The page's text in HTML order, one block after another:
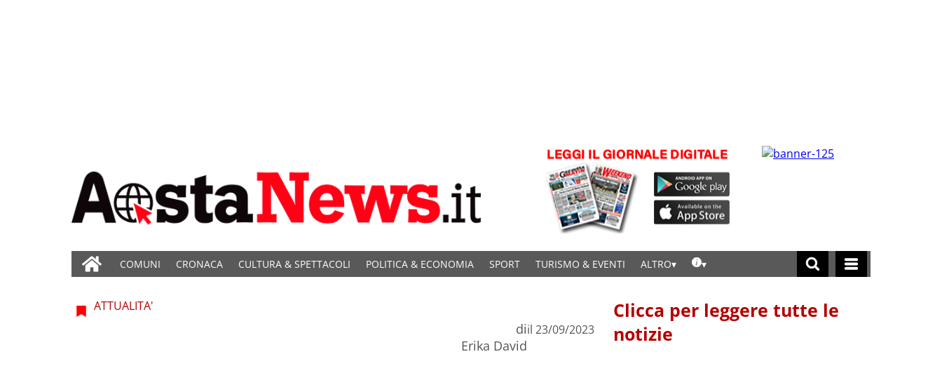
COMUNI CRONACA CULTURA & SPETTACOLI POLITICA & ECONOMIA SPORT TURISMO & EVENTI ALTRO
ATTUALITA'
di
Erika David
il 23/09/2023
Clicca per leggere tutte le
notizie